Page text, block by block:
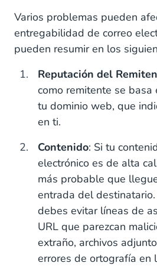
Varios problemas pueden
entregabilidad de correo
pueden resumir en los
Reputación del
como remitente se
tu dominio web, que
en ti.
Contenido: Si tu
electrónico es de alta
más probable que
entrada del
debes evitar líneas de
URL que parezcan
extraño, archivos
errores de ortografía en